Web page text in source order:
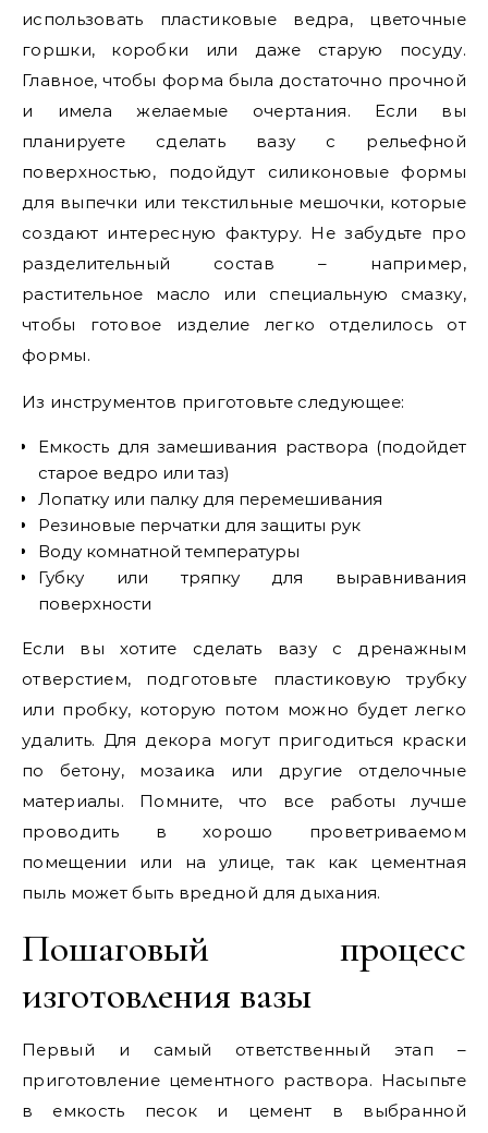
использовать пластиковые ведра, цветочные
горшки, коробки или даже старую посуду.
Главное, чтобы форма была достаточно прочной
и имела желаемые очертания. Если вы
планируете сделать вазу с рельефной
поверхностью, подойдут силиконовые формы
для выпечки или текстильные мешочки, которые
создают интересную фактуру. Не забудьте про
разделительный состав – например,
растительное масло или специальную смазку,
чтобы готовое изделие легко отделилось от
формы.
Из инструментов приготовьте следующее:
Емкость для замешивания раствора (подойдет
старое ведро или таз)
Лопатку или палку для перемешивания
Резиновые перчатки для защиты рук
Воду комнатной температуры
Губку или тряпку для выравнивания
поверхности
Если вы хотите сделать вазу с дренажным
отверстием, подготовьте пластиковую трубку
или пробку, которую потом можно будет легко
удалить. Для декора могут пригодиться краски
по бетону, мозаика или другие отделочные
материалы. Помните, что все работы лучше
проводить в хорошо проветриваемом
помещении или на улице, так как цементная
пыль может быть вредной для дыхания.
Пошаговый процесс
изготовления вазы
Первый и самый ответственный этап –
приготовление цементного раствора. Насыпьте
в емкость песок и цемент в выбранной